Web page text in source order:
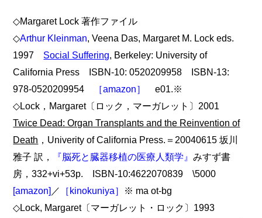
◇Margaret Lock 著作ファイル
◇Arthur Kleinman, Veena Das, Margaret M. Lock eds.
1997 Social Suffering, Berkeley: University of
California Press ISBN-10: 0520209958 ISBN-13:
978-0520209954
［amazon］
e01.※
◇Lock，Margaret〔ロック，マーガレット〕2001
Twice Dead: Organ Transplants and the Reinvention of
Death ，Univerity of California Press.＝20040615 坂川
雅子 訳，
『脳死と臓器移植の医療人類学』みすず書
房，332+vi+53p. ISBN-10:4622070839 \5000
[amazon] ／ ［kinokuniya］ ※ ma ot-bg
◇Lock, Margaret〔マーガレット・ロック〕1993